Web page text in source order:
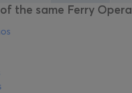
the same Ferry